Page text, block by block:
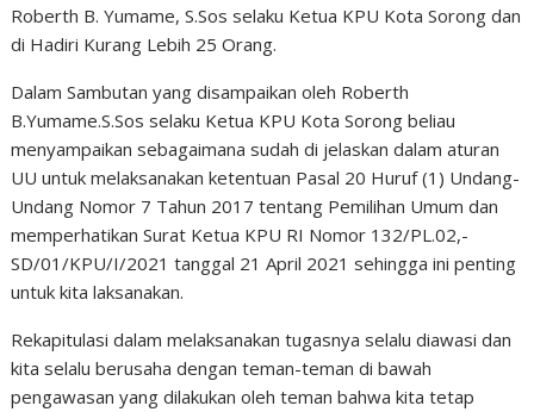
Roberth B. Yumame, S.Sos selaku Ketua KPU Kota Sorong dan
di Hadiri Kurang Lebih 25 Orang.
Dalam Sambutan yang disampaikan oleh Roberth
B.Yumame.S.Sos selaku Ketua KPU Kota Sorong beliau
menyampaikan sebagaimana sudah di jelaskan dalam aturan
UU untuk melaksanakan ketentuan Pasal 20 Huruf (1) Undang-
Undang Nomor 7 Tahun 2017 tentang Pemilihan Umum dan
memperhatikan Surat Ketua KPU RI Nomor 132/PL.02,-
SD/01/KPU/I/2021 tanggal 21 April 2021 sehingga ini penting
untuk kita laksanakan.
Rekapitulasi dalam melaksanakan tugasnya selalu diawasi dan
kita selalu berusaha dengan teman-teman di bawah
pengawasan yang dilakukan oleh teman bahwa kita tetap